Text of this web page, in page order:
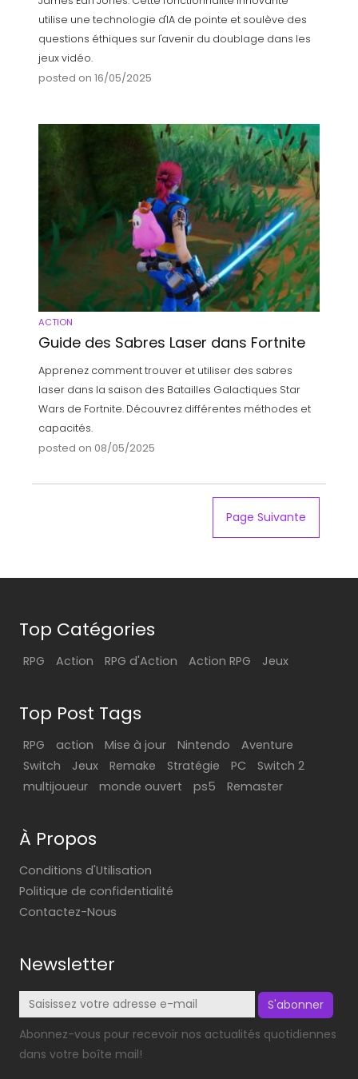
utilise une technologie d'IA de pointe et soulève des
questions éthiques sur l'avenir du doublage dans les
jeux vidéo.
posted on 16/05/2025
ACTION
Guide des Sabres Laser dans Fortnite
Apprenez comment trouver et utiliser des sabres
laser dans la saison des Batailles Galactiques Star
Wars de Fortnite. Découvrez différentes méthodes et
capacités.
posted on 08/05/2025
Page Suivante
Top Catégories
RPG Action RPG d'Action Action RPG Jeux
Top Post Tags
RPG action Mise à jour Nintendo
Aventure
Switch
Jeux Remake Stratégie PC
Switch 2
multijoueur
monde ouvert ps5 Remaster
À Propos
Conditions d'Utilisation
Politique de confidentialité
Contactez-Nous
Newsletter
S'abonner
Abonnez-vous pour recevoir nos actualités quotidiennes
dans votre boîte mail!